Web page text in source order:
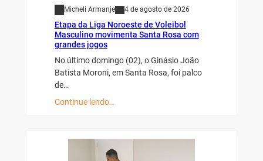
Micheli Armanje 4 de agosto de 2026
Etapa da Liga Noroeste de Voleibol
Masculino movimenta Santa Rosa com
grandes jogos
No último domingo (02), o Ginásio João
Batista Moroni, em Santa Rosa, foi palco
de…
Continue lendo…